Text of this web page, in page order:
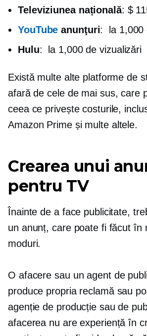
Televiziunea națională: $
YouTube anunţuri:
la
Hulu: la 1,000 de vizualizări
Există multe alte platforme de
afară de cele de mai sus, care
ceea ce privește costurile,
Amazon Prime și multe altele.
Crearea unui
pentru TV
Înainte de a face publicitate,
un anunț, care poate fi făcut în
moduri.
O afacere sau un agent de
produce propria reclamă sau
agenție de producție sau de
afacerea nu are experiență în